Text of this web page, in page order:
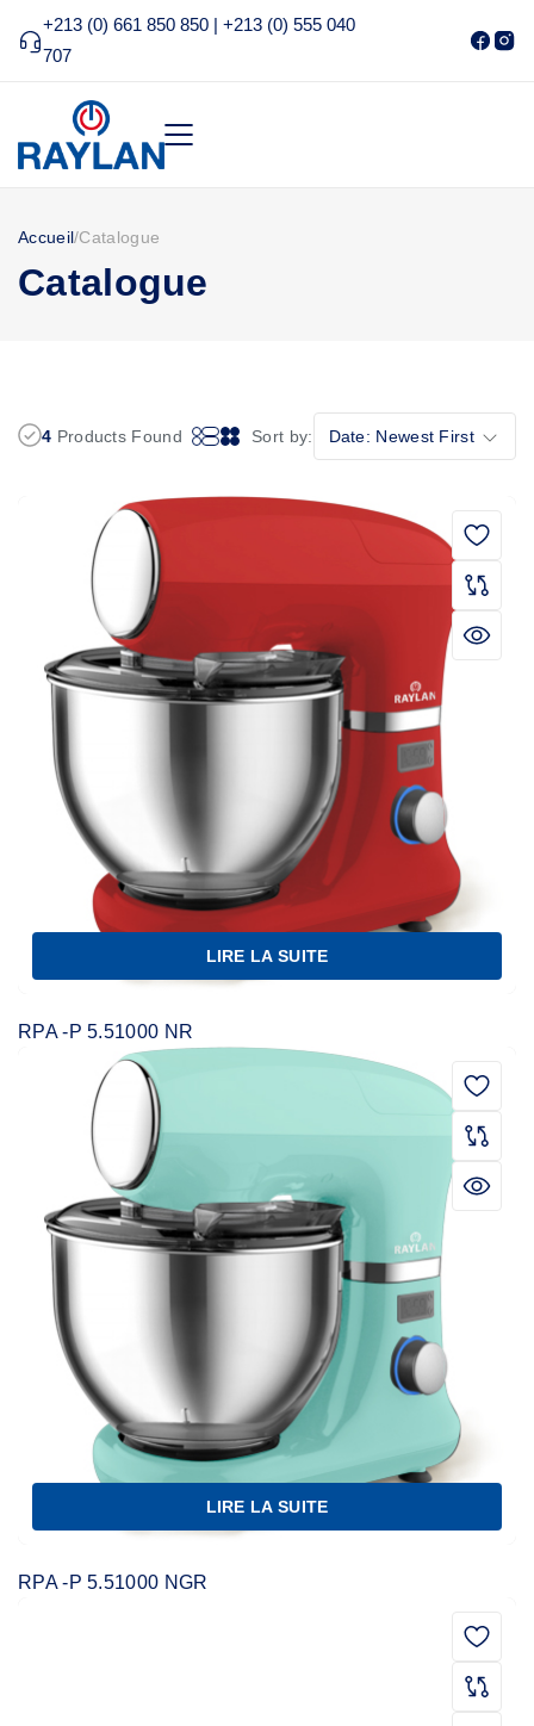
+213 (0) 661 850 850 | +213 (0) 555 040
707
Accueil/Catalogue
Catalogue
4 Products Found Sort by: Date: Newest First
LIRE LA SUITE
RPA -P 5.51000 NR
LIRE LA SUITE
RPA -P 5.51000 NGR